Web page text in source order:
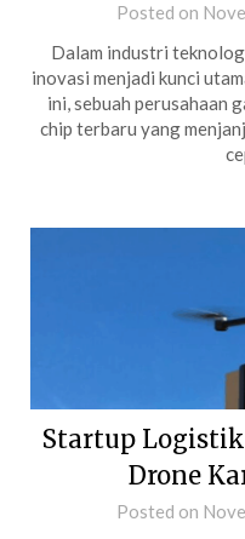
Posted on
Dalam industri
inovasi menjadi kunci
ini, sebuah perusahaan
chip terbaru yang
Startup
Drone
Posted on